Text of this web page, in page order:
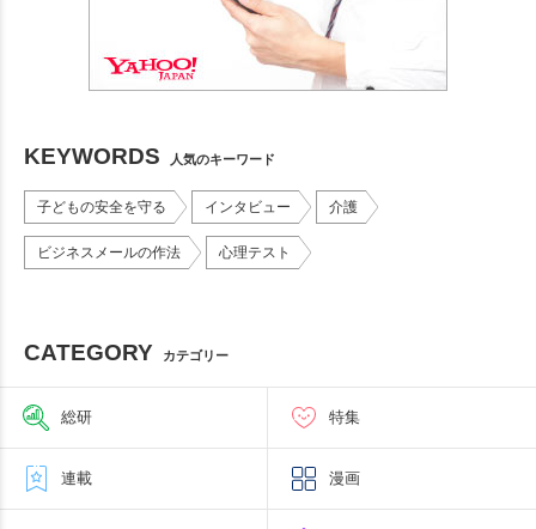
KEYWORDS 人気のキーワード
子どもの安全を守る インタビュー 介護
ビジネスメールの作法 心理テスト
CATEGORY カテゴリー
総研 特集
連載 漫画